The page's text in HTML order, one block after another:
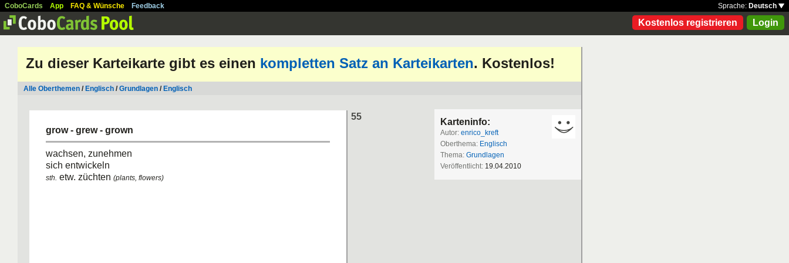
CoboCards App FAQ & Wünsche Feedback Sprache: Deutsch
Kostenlos registrieren Login
Zu dieser Karteikarte gibt es einen kompletten Satz an Karteikarten. Kostenlos!
Alle Oberthemen / Englisch /Grundlagen / Englisch
55
grow - grew - grown
wachsen, zunehmen
sich entwickeln
sth. etw. züchten (plants, flowers)
Karteninfo:
Autor: enrico_kreft
Oberthema: Englisch
Thema: Grundlagen
Veröffentlicht: 19.04.2010